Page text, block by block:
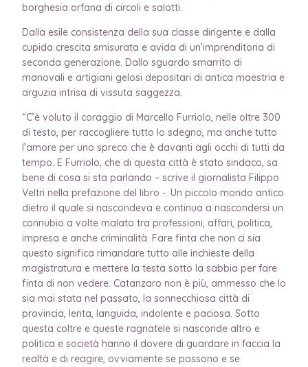
borghesia orfana di circoli e salotti.
Dalla esile consistenza della sua classe dirigente e dalla
cupida crescita smisurata e avida di un’imprenditoria di
seconda generazione. Dallo sguardo smarrito di
manovali e artigiani gelosi depositari di antica maestria e
arguzia intrisa di vissuta saggezza.
“C’è voluto il coraggio di Marcello Furriolo, nelle oltre 300
di testo, per raccogliere tutto lo sdegno, ma anche tutto
l’amore per uno spreco che è davanti agli occhi di tutti da
tempo. E Furriolo, che di questa città è stato sindaco, sa
bene di cosa si sta parlando – scrive il giornalista Filippo
Veltri nella prefazione del libro -. Un piccolo mondo antico
dietro il quale si nascondeva e continua a nascondersi un
connubio a volte malato tra professioni, affari, politica,
impresa e anche criminalità. Fare finta che non ci sia
questo significa rimandare tutto alle inchieste della
magistratura e mettere la testa sotto la sabbia per fare
finta di non vedere. Catanzaro non è più, ammesso che lo
sia mai stata nel passato, la sonnecchiosa città di
provincia, lenta, languida, indolente e paciosa. Sotto
questa coltre e queste ragnatele si nasconde altro e
politica e società hanno il dovere di guardare in faccia la
realtà e di reagire, ovviamente se possono e se